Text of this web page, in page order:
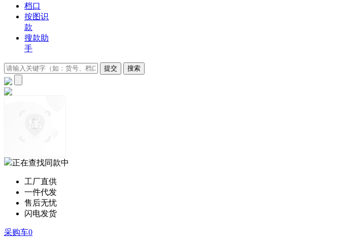
档口
按图识
款
搜款助
手
正在查找同款中
工厂直供
一件代发
售后无忧
闪电发货
采购车0